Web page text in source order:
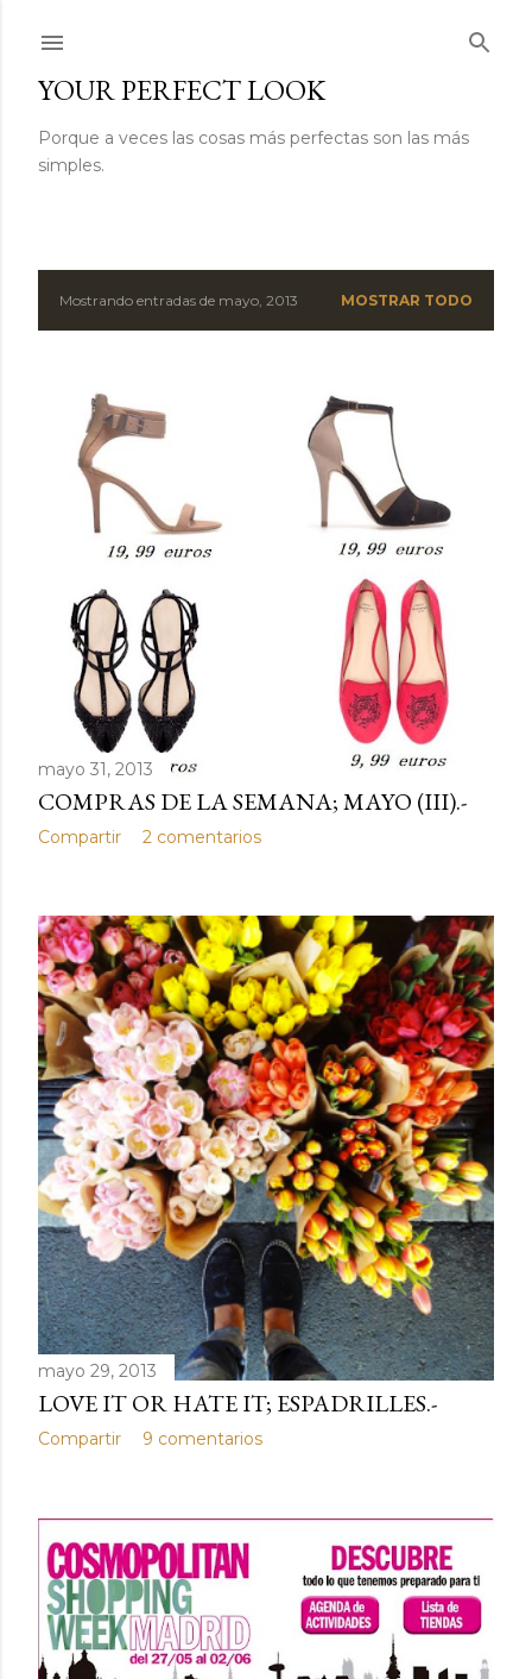
YOUR PERFECT LOOK
Porque a veces las cosas más perfectas son las más
simples.
EMostrando entradas de mayo, 2013 MOSTRAR TODO
mayo 31, 2013
COMPRAS DE LA SEMANA; MAYO (III).-
Compartir 2 comentarios
mayo 29, 2013
LOVE IT OR HATE IT; ESPADRILLES.-
Compartir 9 comentarios